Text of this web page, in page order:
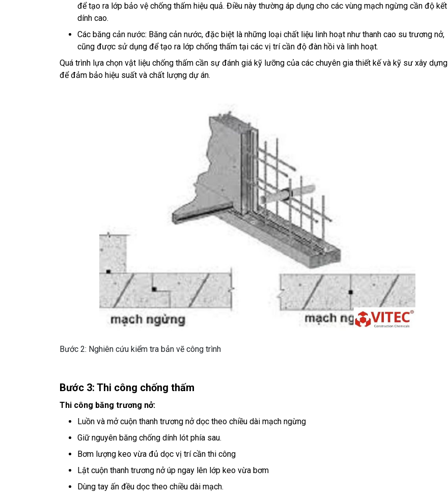
để tạo ra lớp bảo vệ chống thấm hiệu quả. Điều này thường áp dụng cho các vùng mạch ngừng cần độ kết
dính cao.
Các băng cản nước: Băng cản nước, đặc biệt là những loại chất liệu linh hoạt như thanh cao su trương nở,
cũng được sử dụng để tạo ra lớp chống thấm tại các vị trí cần độ đàn hồi và linh hoạt.
Quá trình lựa chọn vật liệu chống thấm cần sự đánh giá kỹ lưỡng của các chuyên gia thiết kế và kỹ sư xây dựng
để đảm bảo hiệu suất và chất lượng dự án.
Bước 2: Nghiên cứu kiểm tra bản vẽ công trình
Bước 3: Thi công chống thấm
Thi công băng trương nở:
Luồn và mở cuộn thanh trương nở dọc theo chiều dài mạch ngừng
Giữ nguyên băng chống dính lót phía sau.
Bơm lượng keo vừa đủ dọc vị trí cần thi công
Lật cuộn thanh trương nở úp ngay lên lớp keo vừa bơm
Dùng tay ấn đều dọc theo chiều dài mạch.